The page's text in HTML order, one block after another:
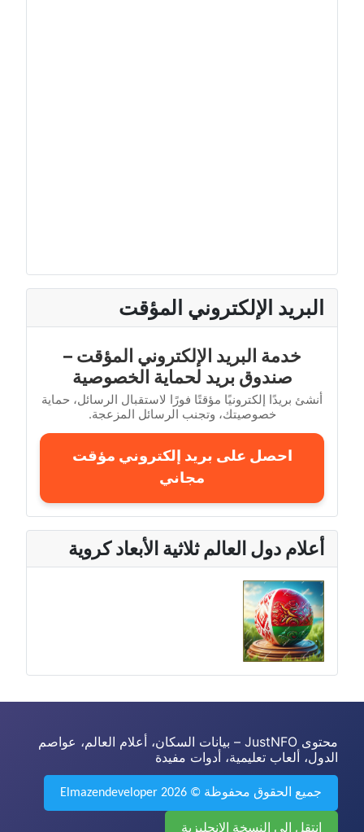
البريد الإلكتروني المؤقت
خدمة البريد الإلكتروني المؤقت –
صندوق بريد لحماية الخصوصية
أنشئ بريدًا إلكترونيًا مؤقتًا فورًا لاستقبال الرسائل، حماية
خصوصيتك، وتجنب الرسائل المزعجة.
احصل على بريد إلكتروني مؤقت
مجاني
أعلام دول العالم ثلاثية الأبعاد كروية
محتوى JustNFO – بيانات السكان، أعلام العالم، عواصم
الدول، ألعاب تعليمية، أدوات مفيدة
جميع الحقوق محفوظة © 2026 Elmazendeveloper
انتقل إلى النسخة الإنجليزية